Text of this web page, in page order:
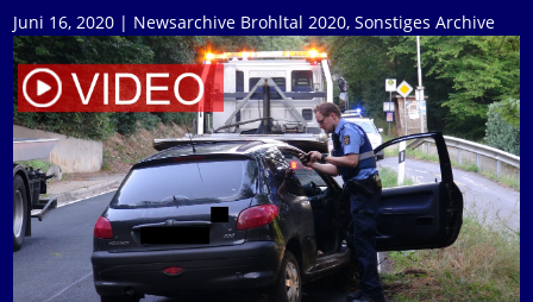
Juni 16, 2020 | Newsarchive Brohltal 2020, Sonstiges Archive